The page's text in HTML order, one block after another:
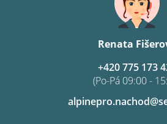
Renata
+420 775 173
(Po-Pá 09:00 -